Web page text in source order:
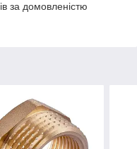
за домовленістю